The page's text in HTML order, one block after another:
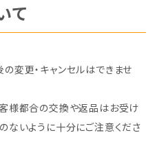
て
変更・キャンセルはできませ
様都合の交換や返品はお受け
ないように十分にご注意くださ